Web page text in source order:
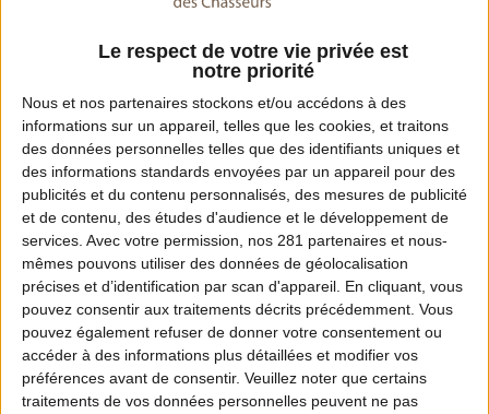
Le respect de votre vie privée est
notre priorité
Nous et nos partenaires stockons et/ou accédons à des
informations sur un appareil, telles que les cookies, et traitons
des données personnelles telles que des identifiants uniques et
des informations standards envoyées par un appareil pour des
publicités et du contenu personnalisés, des mesures de publicité
et de contenu, des études d'audience et le développement de
services. Avec votre permission, nos 281 partenaires et nous-
mêmes pouvons utiliser des données de géolocalisation
précises et d’identification par scan d'appareil. En cliquant, vous
pouvez consentir aux traitements décrits précédemment. Vous
pouvez également refuser de donner votre consentement ou
accéder à des informations plus détaillées et modifier vos
préférences avant de consentir. Veuillez noter que certains
traitements de vos données personnelles peuvent ne pas